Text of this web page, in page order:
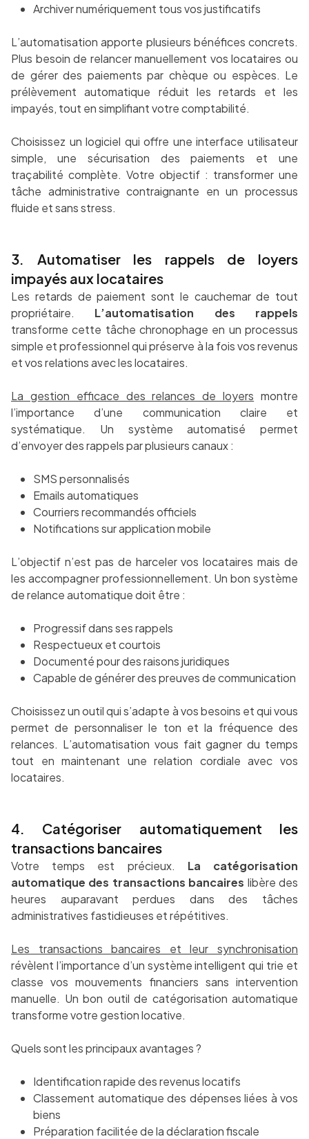
Archiver numériquement tous vos justificatifs
L’automatisation apporte plusieurs bénéfices concrets.
Plus besoin de relancer manuellement vos locataires ou
de gérer des paiements par chèque ou espèces. Le
prélèvement automatique réduit les retards et les
impayés, tout en simplifiant votre comptabilité.
Choisissez un logiciel qui offre une interface utilisateur
simple, une sécurisation des paiements et une
traçabilité complète. Votre objectif : transformer une
tâche administrative contraignante en un processus
fluide et sans stress.
3. Automatiser les rappels de loyers
impayés aux locataires
Les retards de paiement sont le cauchemar de tout
propriétaire. L’automatisation des rappels
transforme cette tâche chronophage en un processus
simple et professionnel qui préserve à la fois vos revenus
et vos relations avec les locataires.
La gestion efficace des relances de loyers montre
l’importance d’une communication claire et
systématique. Un système automatisé permet
d’envoyer des rappels par plusieurs canaux :
SMS personnalisés
Emails automatiques
Courriers recommandés officiels
Notifications sur application mobile
L’objectif n’est pas de harceler vos locataires mais de
les accompagner professionnellement. Un bon système
de relance automatique doit être :
Progressif dans ses rappels
Respectueux et courtois
Documenté pour des raisons juridiques
Capable de générer des preuves de communication
Choisissez un outil qui s’adapte à vos besoins et qui vous
permet de personnaliser le ton et la fréquence des
relances. L’automatisation vous fait gagner du temps
tout en maintenant une relation cordiale avec vos
locataires.
4. Catégoriser automatiquement les
transactions bancaires
Votre temps est précieux. La catégorisation
automatique des transactions bancaires libère des
heures auparavant perdues dans des tâches
administratives fastidieuses et répétitives.
Les transactions bancaires et leur synchronisation
révèlent l’importance d’un système intelligent qui trie et
classe vos mouvements financiers sans intervention
manuelle. Un bon outil de catégorisation automatique
transforme votre gestion locative.
Quels sont les principaux avantages ?
Identification rapide des revenus locatifs
Classement automatique des dépenses liées à vos
biens
Préparation facilitée de la déclaration fiscale